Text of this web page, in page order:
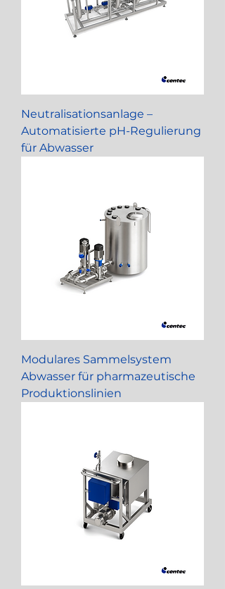
Neutralisationsanlage –
Automatisierte pH-Regulierung
für Abwasser
Modulares Sammelsystem
Abwasser für pharmazeutische
Produktionslinien